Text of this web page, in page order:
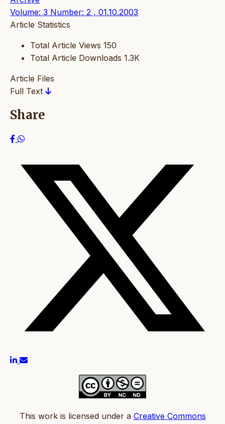
Volume: 3 Number: 2 , 01.10.2003
Article Statistics
Total Article Views 150
Total Article Downloads 1.3K
Article Files
Full Text
Share
This work is licensed under a Creative Commons